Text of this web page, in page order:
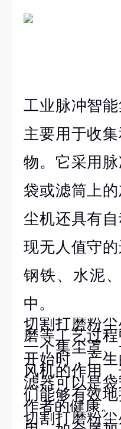
工业脉冲智
主要用于收
物。它采用
袋或滤筒上
尘机还具有
现无人值守
钢铁、水泥
中。
切割打磨粉
磨等工艺过
一个集尘罩
开始时，产
风机的作用
滤器可以是
们能够有效
作者的健康。
切割打磨粉